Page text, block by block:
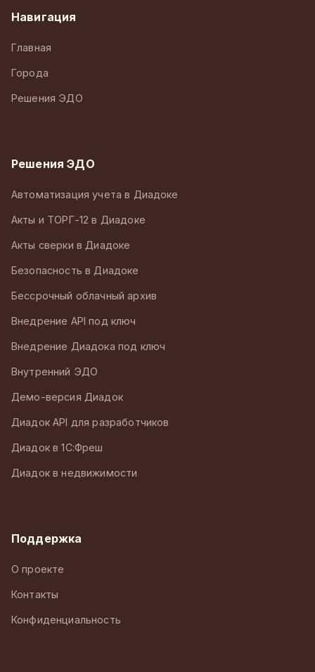
Навигация
Главная
Города
Решения ЭДО
Решения ЭДО
Автоматизация учета в Диадоке
Акты и ТОРГ-12 в Диадоке
Акты сверки в Диадоке
Безопасность в Диадоке
Бессрочный облачный архив
Внедрение API под ключ
Внедрение Диадока под ключ
Внутренний ЭДО
Демо-версия Диадок
Диадок API для разработчиков
Диадок в 1С:Фреш
Диадок в недвижимости
Поддержка
О проекте
Контакты
Конфиденциальность